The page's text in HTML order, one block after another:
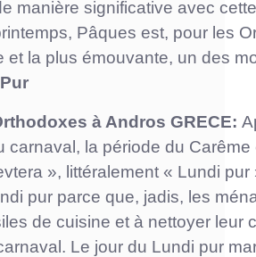
manière significative avec
Pâques est, pour les
et la plus émouvante, un des
à Andros GRECE:
carnaval, la période du
», littéralement « Lundi
pur parce que, jadis, les
de cuisine et à nettoyer leur
Le jour du Lundi pur